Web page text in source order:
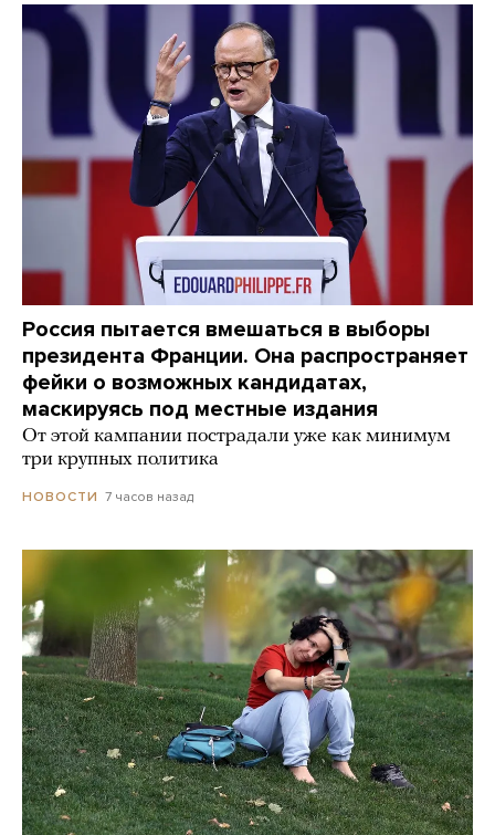
Россия пытается вмешаться в выборы
президента Франции. Она распространяет
фейки о возможных кандидатах,
маскируясь под местные издания
От этой кампании пострадали уже как минимум
три крупных политика
НОВОСТИ 7 часов назад